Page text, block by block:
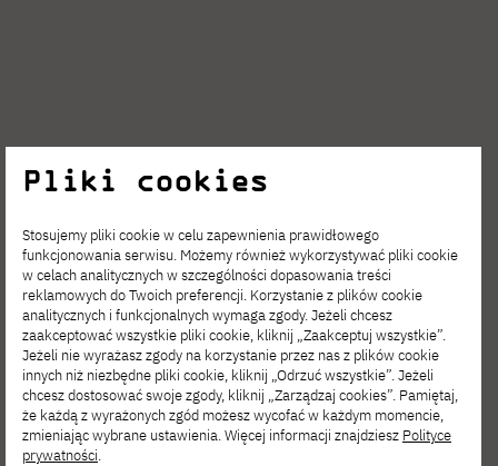
Zobacz inne
aktualności
Pliki cookies
Stosujemy pliki cookie w celu zapewnienia prawidłowego
funkcjonowania serwisu. Możemy również wykorzystywać pliki cookie
w celach analitycznych w szczególności dopasowania treści
reklamowych do Twoich preferencji. Korzystanie z plików cookie
analitycznych i funkcjonalnych wymaga zgody. Jeżeli chcesz
zaakceptować wszystkie pliki cookie, kliknij „Zaakceptuj wszystkie”.
Jeżeli nie wyrażasz zgody na korzystanie przez nas z plików cookie
innych niż niezbędne pliki cookie, kliknij „Odrzuć wszystkie”. Jeżeli
chcesz dostosować swoje zgody, kliknij „Zarządzaj cookies”. Pamiętaj,
że każdą z wyrażonych zgód możesz wycofać w każdym momencie,
zmieniając wybrane ustawienia. Więcej informacji znajdziesz Polityce
prywatności.